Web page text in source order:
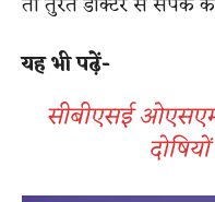
यह भी पढ़ें-
सीबीएसई ओएसएम